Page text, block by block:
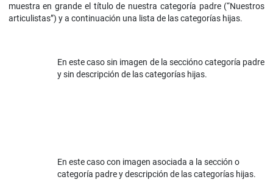
muestra en grande el título de nuestra categoría padre (“Nuestros
articulistas”) y a continuación una lista de las categorías hijas.
En este caso sin imagen de la seccióno categoría padre
y sin descripción de las categorías hijas.
En este caso con imagen asociada a la sección o
categoría padre y descripción de las categorías hijas.